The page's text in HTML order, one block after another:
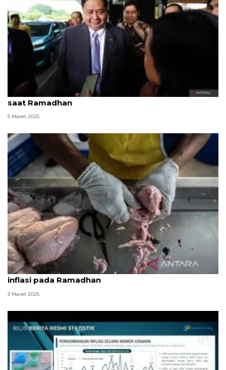
Airlangga sebut daya beli masyarakat meningkat
saat Ramadhan
5 Maret 2025
BPS DKI: Daging ayam ras berpotensi beri andil
inflasi pada Ramadhan
3 Maret 2025